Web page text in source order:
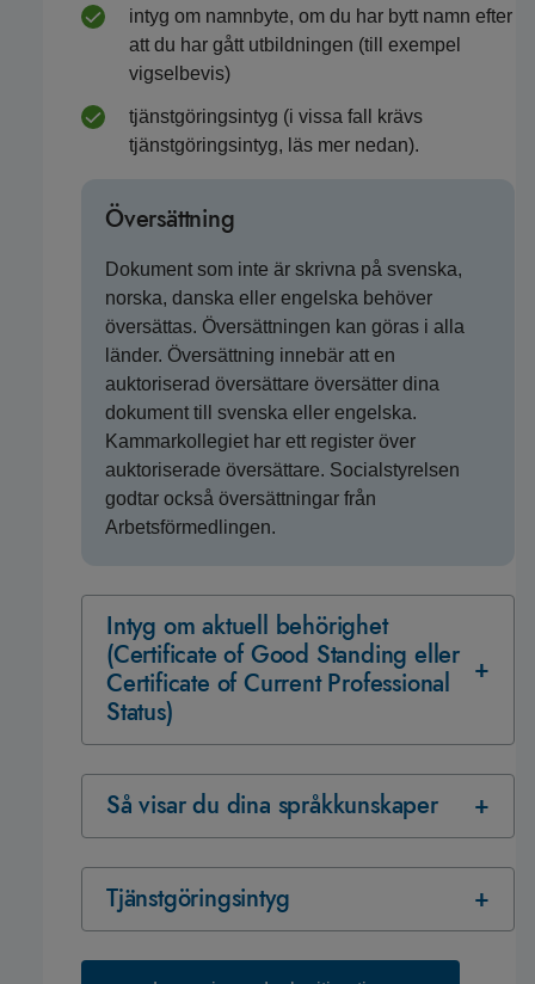
intyg om namnbyte, om du har bytt namn efter
att du har gått utbildningen (till exempel
vigselbevis)
tjänstgöringsintyg (i vissa fall krävs
tjänstgöringsintyg, läs mer nedan).
Översättning
Dokument som inte är skrivna på svenska,
norska, danska eller engelska behöver
översättas. Översättningen kan göras i alla
länder. Översättning innebär att en
auktoriserad översättare översätter dina
dokument till svenska eller engelska.
Kammarkollegiet har ett register över
auktoriserade översättare. Socialstyrelsen
godtar också översättningar från
Arbetsförmedlingen.
Intyg om aktuell behörighet
(Certificate of Good Standing eller
Certificate of Current Professional
Status)
Så visar du dina språkkunskaper
Tjänstgöringsintyg